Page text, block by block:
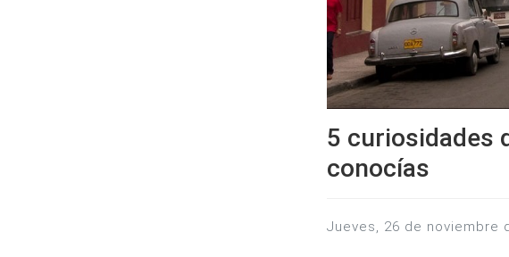
5 curiosidades
conocías
jueves, 26 de noviembre